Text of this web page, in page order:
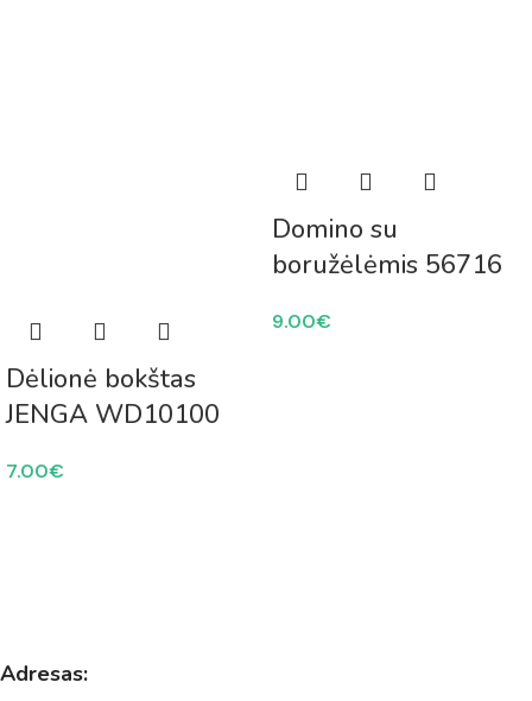
Dėlionė bokštas
JENGA WD10100
7.00€
Domino su
boružėlėmis 56716
9.00€
Adresas: